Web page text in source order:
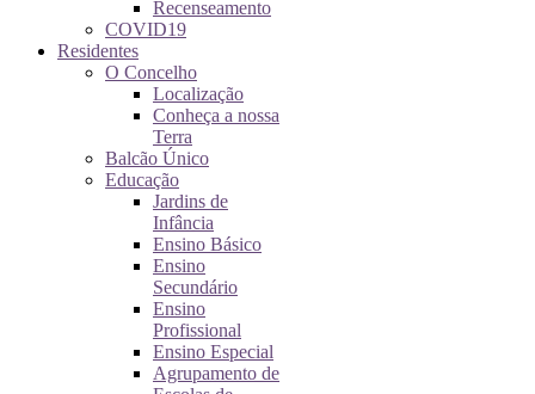
Recenseamento
COVID19
Residentes
O Concelho
Localização
Conheça a nossa
Terra
Balcão Único
Educação
Jardins de
Infância
Ensino Básico
Ensino
Secundário
Ensino
Profissional
Ensino Especial
Agrupamento de